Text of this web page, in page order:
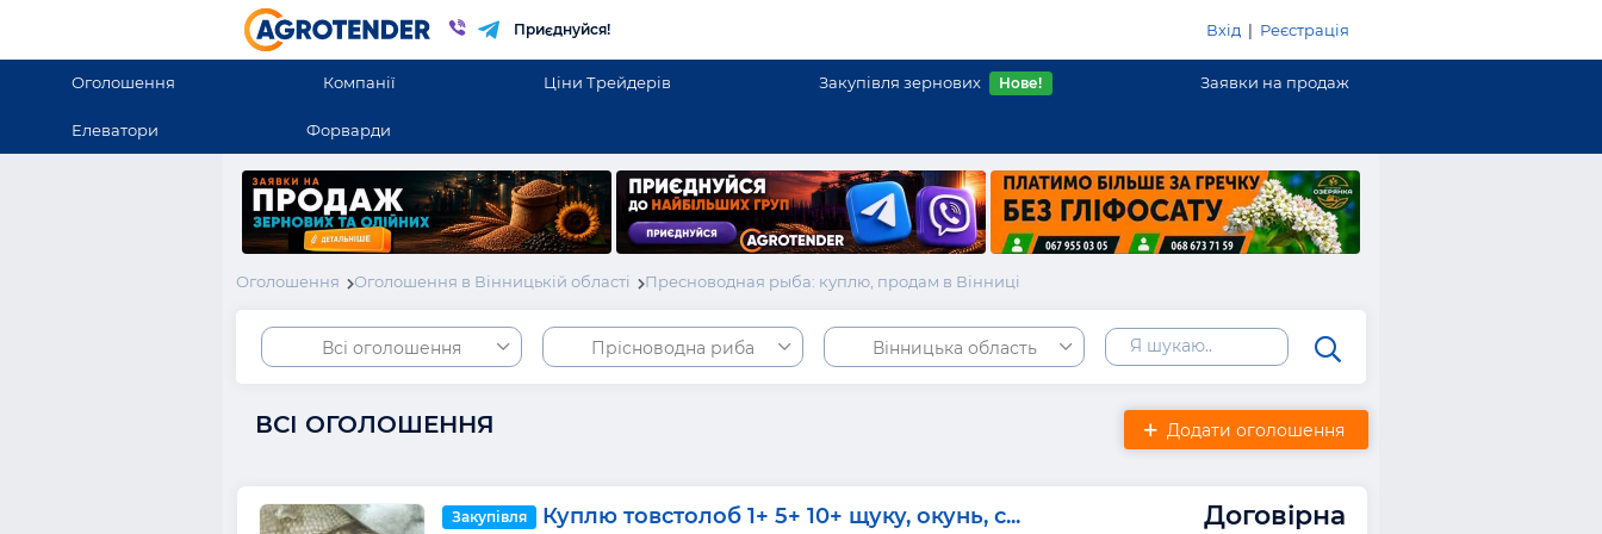
Приєднуйся! Вхід | Реєстрація
Оголошення Компанії Ціни Трейдерів Закупівля зернових Нове! Заявки на продаж
Елеватори Форварди
Оголошення Оголошення в Вінницькій області Пресноводная рыба: куплю, продам в Вінниці
Всі оголошення Прісноводна риба Вінницька область
Додати оголошення
ВСІ ОГОЛОШЕННЯ
Закупівля Куплю товстолоб 1+ 5+ 10+ щуку, окунь, с... Договірна